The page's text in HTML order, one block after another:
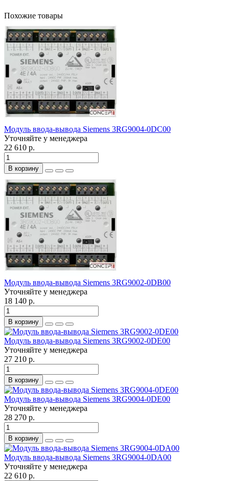
Похожие товары
Модуль ввода-вывода Siemens 3RG9004-0DC00
Уточняйте у менеджера
22 610 р.
В корзину
Модуль ввода-вывода Siemens 3RG9002-0DB00
Уточняйте у менеджера
18 140 р.
В корзину
Модуль ввода-вывода Siemens 3RG9002-0DE00
Уточняйте у менеджера
27 210 р.
В корзину
Модуль ввода-вывода Siemens 3RG9004-0DE00
Уточняйте у менеджера
28 270 р.
В корзину
Модуль ввода-вывода Siemens 3RG9004-0DA00
Уточняйте у менеджера
22 610 р.